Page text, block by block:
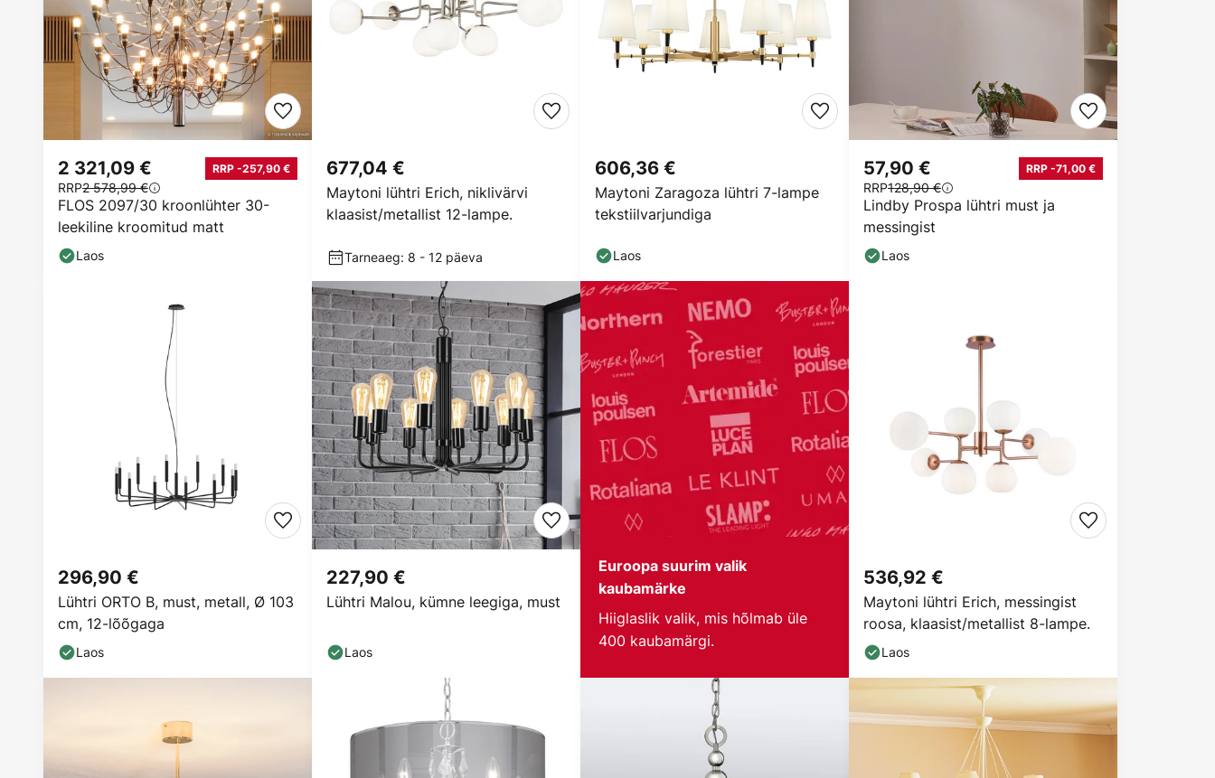
FLOS 2097/30 kroonlühter 30-
leekiline kroomitud matt
2 321,09 € RRP -257,90 €
RRP2 578,99 €
Laos
Maytoni lühtri Erich, niklivärvi
klaasist/metallist 12-lampe.
677,04 €
Tarneaeg: 8 - 12 päeva
Maytoni Zaragoza lühtri 7-lampe
tekstiilvarjundiga
606,36 €
Laos
Lindby Prospa lühtri must ja
messingist
57,90 € RRP -71,00 €
RRP128,90 €
Laos
Lühtri ORTO B, must, metall, Ø 103
cm, 12-lõõgaga
296,90 €
Laos
Lühtri Malou, kümne leegiga, must
227,90 €
Laos
Euroopa suurim valik
kaubamärke
Hiiglaslik valik, mis hõlmab üle
400 kaubamärgi.
Maytoni lühtri Erich, messingist
roosa, klaasist/metallist 8-lampe.
536,92 €
Laos